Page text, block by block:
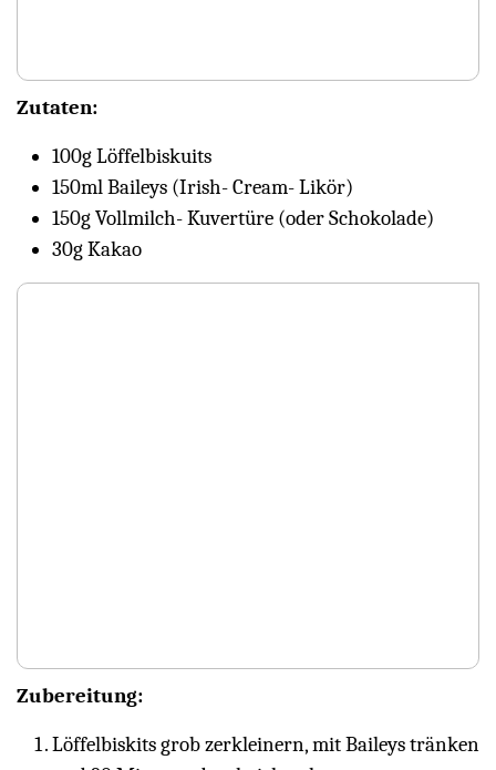
Zutaten:
100g Löffelbiskuits
150ml Baileys (Irish- Cream- Likör)
150g Vollmilch- Kuvertüre (oder Schokolade)
30g Kakao
Zubereitung:
Löffelbiskits grob zerkleinern, mit Baileys tränken